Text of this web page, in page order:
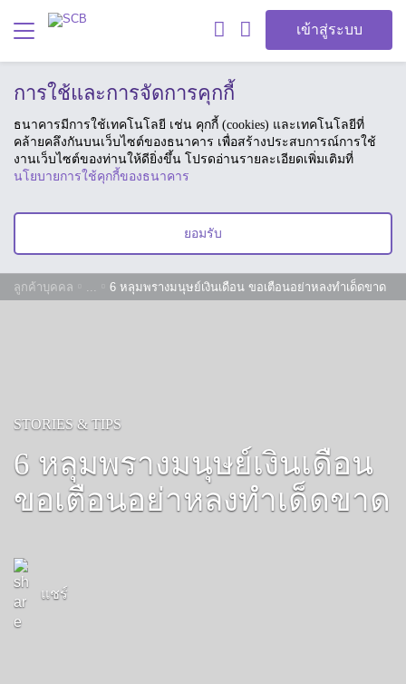
เข้าสู่ระบบ
การใช้และการจัดการคุกกี้
ธนาคารมีการใช้เทคโนโลยี เช่น คุกกี้ (cookies) และเทคโนโลยีที่
คล้ายคลึงกันบนเว็บไซต์ของธนาคาร เพื่อสร้างประสบการณ์การใช้
งานเว็บไซต์ของท่านให้ดียิ่งขึ้น โปรดอ่านรายละเอียดเพิ่มเติมที่
นโยบายการใช้คุกกี้ของธนาคาร
ยอมรับ
ลูกค้าบุคคล ... 6 หลุมพรางมนุษย์เงินเดือน ขอเตือนอย่าหลงทำเด็ดขาด
STORIES & TIPS
6 หลุมพรางมนุษย์เงินเดือน
ขอเตือนอย่าหลงทำเด็ดขาด
แชร์